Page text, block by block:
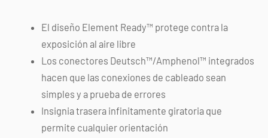
El diseño Element Ready™ protege contra la
exposición al aire libre
Los conectores Deutsch™/Amphenol™ integrados
hacen que las conexiones de cableado sean
simples y a prueba de errores
Insignia trasera infinitamente giratoria que
permite cualquier orientación